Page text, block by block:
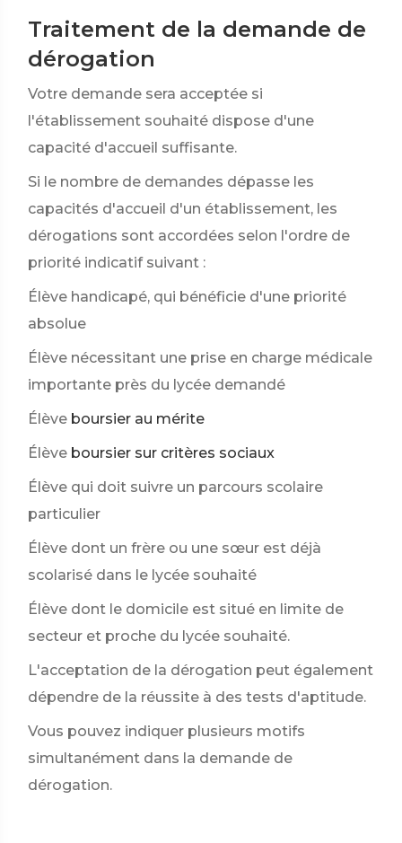
Traitement de la demande de
dérogation
Votre demande sera acceptée si
l'établissement souhaité dispose d'une
capacité d'accueil suffisante.
Si le nombre de demandes dépasse les
capacités d'accueil d'un établissement, les
dérogations sont accordées selon l'ordre de
priorité indicatif suivant :
Élève handicapé, qui bénéficie d'une priorité
absolue
Élève nécessitant une prise en charge médicale
importante près du lycée demandé
Élève boursier au mérite
Élève boursier sur critères sociaux
Élève qui doit suivre un parcours scolaire
particulier
Élève dont un frère ou une sœur est déjà
scolarisé dans le lycée souhaité
Élève dont le domicile est situé en limite de
secteur et proche du lycée souhaité.
L'acceptation de la dérogation peut également
dépendre de la réussite à des tests d'aptitude.
Vous pouvez indiquer plusieurs motifs
simultanément dans la demande de
dérogation.